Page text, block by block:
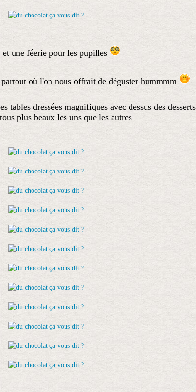
et une féerie pour les pupilles
où l'on nous offrait de déguster hummmm
tables dressées magnifiques avec dessus des desserts
plus beaux les uns que les autres